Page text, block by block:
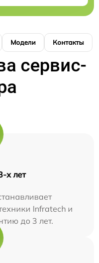
Модели Контакты
сервис-
х лет
Infratech и
до 3 лет.